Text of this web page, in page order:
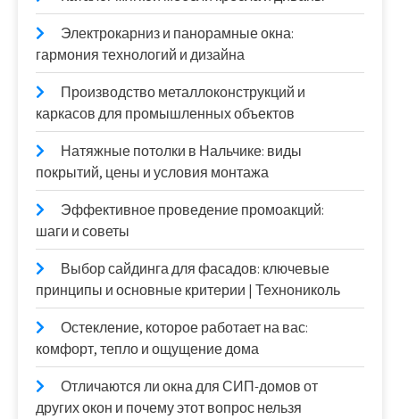
Электрокарниз и панорамные окна:
гармония технологий и дизайна
Производство металлоконструкций и
каркасов для промышленных объектов
Натяжные потолки в Нальчике: виды
покрытий, цены и условия монтажа
Эффективное проведение промоакций:
шаги и советы
Выбор сайдинга для фасадов: ключевые
принципы и основные критерии | Технониколь
Остекление, которое работает на вас:
комфорт, тепло и ощущение дома
Отличаются ли окна для СИП-домов от
других окон и почему этот вопрос нельзя